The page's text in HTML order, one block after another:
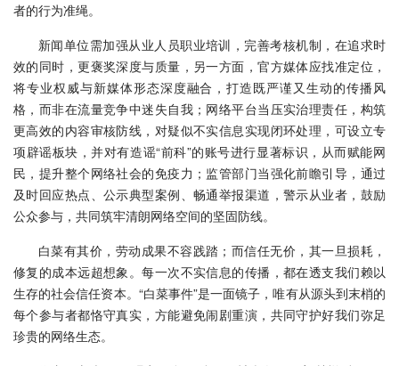
者的行为准绳。
新闻单位需加强从业人员职业培训，完善考核机制，在追求时
效的同时，更褒奖深度与质量，另一方面，官方媒体应找准定位，
将专业权威与新媒体形态深度融合，打造既严谨又生动的传播风
格，而非在流量竞争中迷失自我； 网络平台当压实治理责任，构筑
更高效的内容审核防线，对疑似不实信息实现闭环处理，可设立专
项辟谣板块，并对有造谣“前科”的账号进行显著标识，从而赋能网
民，提升整个网络社会的免疫力； 监管部门当强化前瞻引导，通过
及时回应热点、公示典型案例、畅通举报渠道，警示从业者，鼓励
公众参与，共同筑牢清朗网络空间的坚固防线。
白菜有其价，劳动成果不容践踏；而信任无价，其一旦损耗，
修复的成本远超想象。每一次不实信息的传播，都在透支我们赖以
生存的社会信任资本。“白菜事件”是一面镜子，唯有从源头到末梢的
每个参与者都恪守真实，方能避免闹剧重演，共同守护好我们弥足
珍贵的网络生态。